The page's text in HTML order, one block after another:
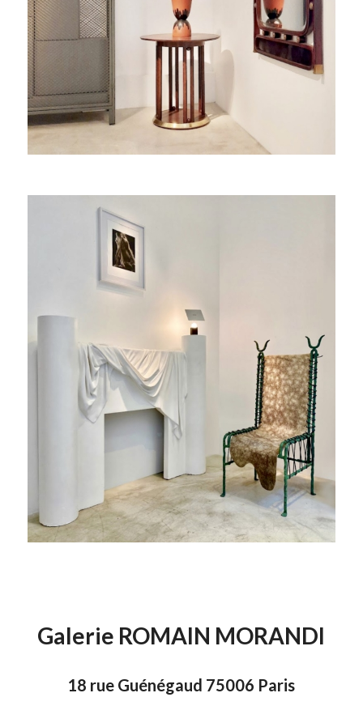
Galerie ROMAIN MORANDI
18 rue Guénégaud 75006 Paris